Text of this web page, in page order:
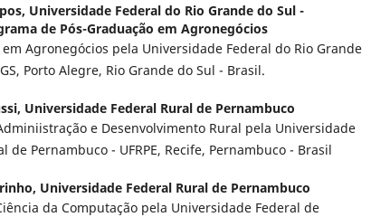
Universidade Federal do Rio Grande do Sul -
de Pós-Graduação em Agronegócios
Agronegócios pela Universidade Federal do Rio Grande
Porto Alegre, Rio Grande do Sul - Brasil.
Universidade Federal Rural de Pernambuco
e Desenvolvimento Rural pela Universidade
de Pernambuco - UFRPE, Recife, Pernambuco - Brasil
Universidade Federal Rural de Pernambuco
da Computação pela Universidade Federal de